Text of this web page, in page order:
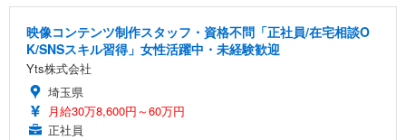
映像コンテンツ制作スタッフ・資格不問「正社員/在宅相談O
K/SNSスキル習得」女性活躍中・未経験歓迎
Yts株式会社
埼玉県
月給30万8,600円～60万円
正社員